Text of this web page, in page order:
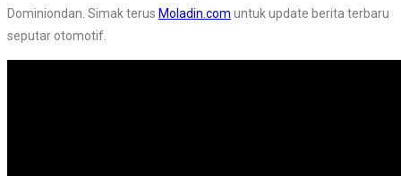
Dominiondan. Simak terus Moladin.com untuk update berita terbaru
seputar otomotif.